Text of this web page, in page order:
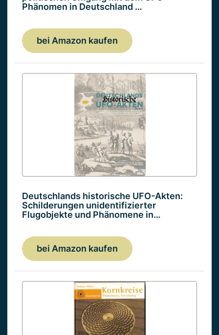
Phänomen in Deutschland …
bei Amazon kaufen
Deutschlands historische UFO-Akten:
Schilderungen unidentifizierter
Flugobjekte und Phänomene in…
bei Amazon kaufen